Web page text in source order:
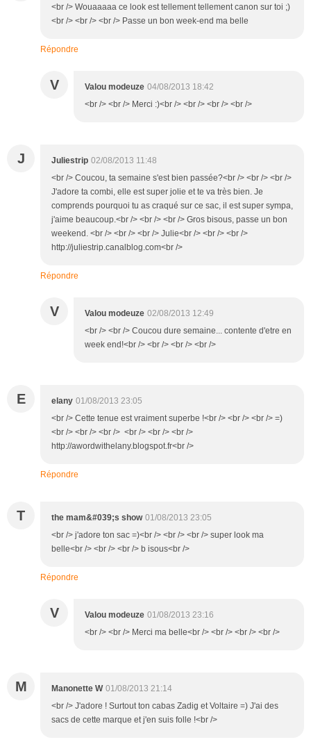
<br /> Wouaaaaa ce look est tellement tellement canon sur toi ;)
<br /> <br /> <br /> Passe un bon week-end ma belle
Répondre
V Valou modeuze 04/08/2013 18:42
<br /> <br /> Merci :)<br /> <br /> <br /> <br />
J Juliestrip 02/08/2013 11:48
<br /> Coucou, ta semaine s'est bien passée?<br /> <br /> <br />
J'adore ta combi, elle est super jolie et te va très bien. Je
comprends pourquoi tu as craqué sur ce sac, il est super sympa,
j'aime beaucoup.<br /> <br /> <br /> Gros bisous, passe un bon
weekend. <br /> <br /> <br /> Julie<br /> <br /> <br />
http://juliestrip.canalblog.com<br />
Répondre
V Valou modeuze 02/08/2013 12:49
<br /> <br /> Coucou dure semaine... contente d'etre en
week end!<br /> <br /> <br /> <br />
E elany 01/08/2013 23:05
<br /> Cette tenue est vraiment superbe !<br /> <br /> <br /> =)
<br /> <br /> <br /> <br /> <br /> <br />
http://awordwithelany.blogspot.fr<br />
Répondre
T the mam&#039;s show 01/08/2013 23:05
<br /> j'adore ton sac =)<br /> <br /> <br /> super look ma
belle<br /> <br /> <br /> b isous<br />
Répondre
V Valou modeuze 01/08/2013 23:16
<br /> <br /> Merci ma belle<br /> <br /> <br /> <br />
M Manonette W 01/08/2013 21:14
<br /> J'adore ! Surtout ton cabas Zadig et Voltaire =) J'ai des
sacs de cette marque et j'en suis folle !<br />